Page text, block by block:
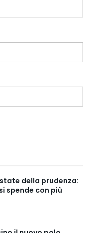
della prudenza:
spende con più